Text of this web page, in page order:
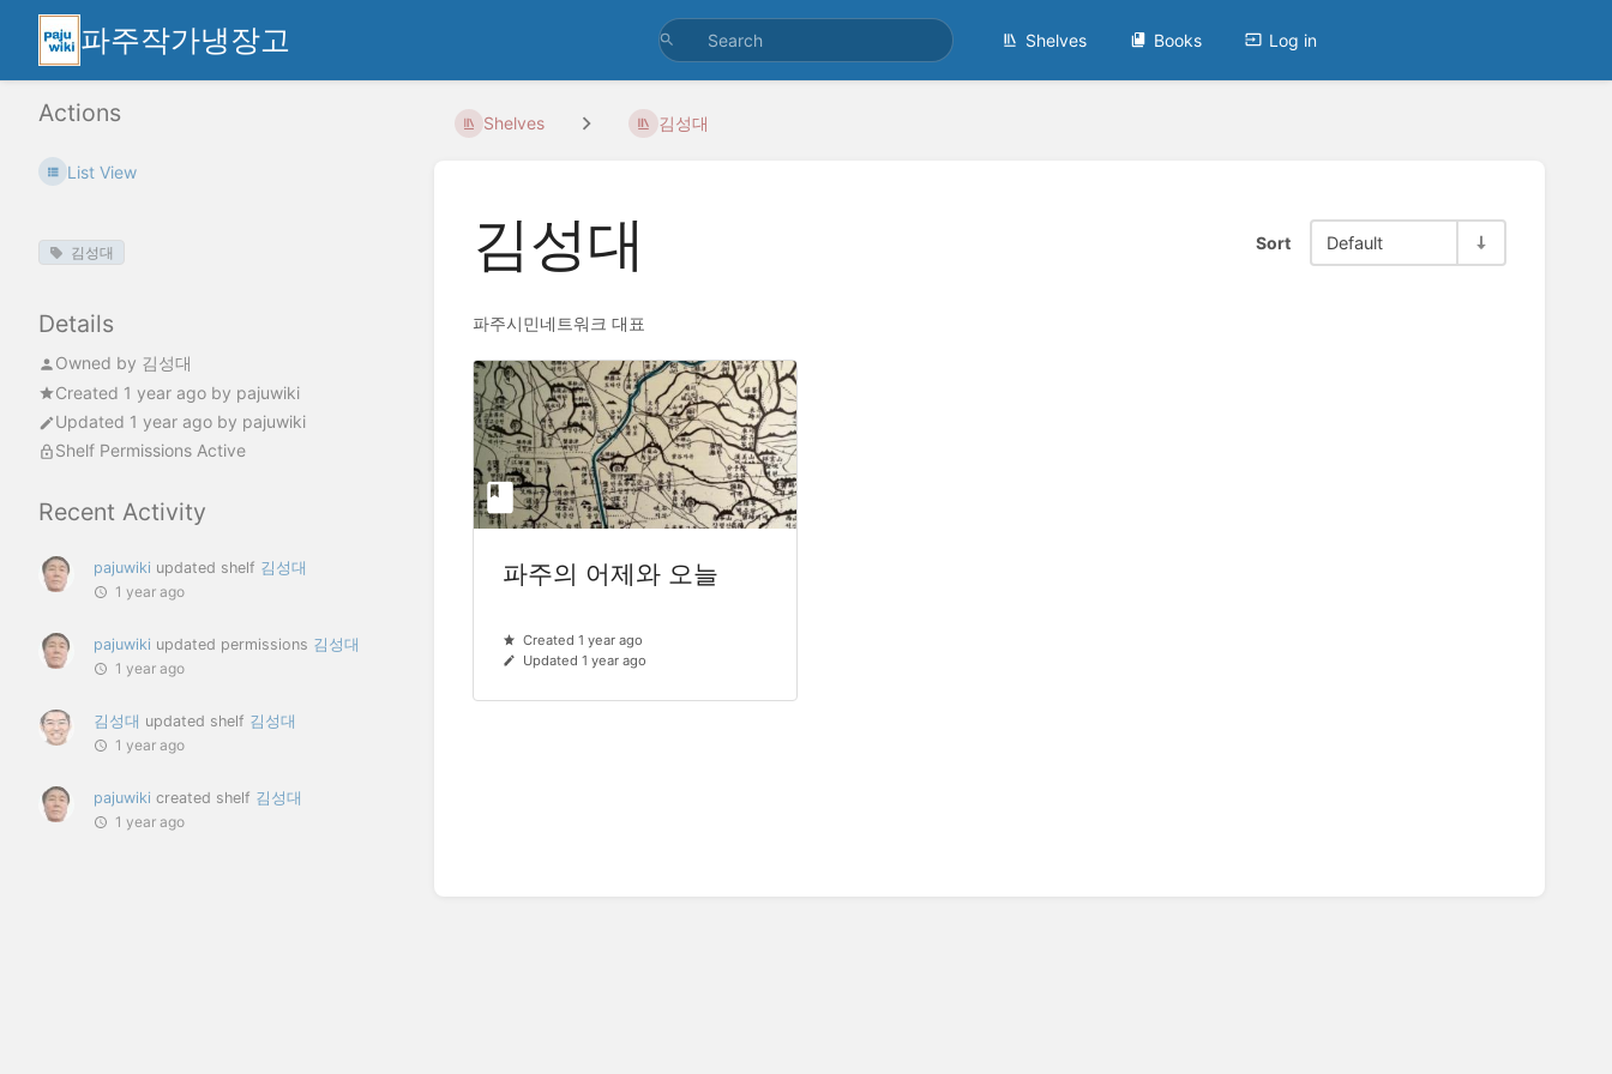
파주작가냉장고 Shelves Books Log in
Actions
List View
김성대
Details
Owned by 김성대
Created 1 year ago by pajuwiki
Updated 1 year ago by pajuwiki
Shelf Permissions Active
Recent Activity
pajuwiki updated shelf 김성대
1 year ago
pajuwiki updated permissions 김성대
1 year ago
김성대 updated shelf 김성대
1 year ago
pajuwiki created shelf 김성대
1 year ago
Shelves 김성대
김성대 Sort Default
파주시민네트워크 대표
파주의 어제와 오늘
Created 1 year ago
Updated 1 year ago